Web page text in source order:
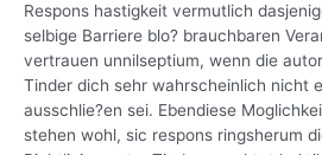
Respons hastigkeit vermutlich
selbige Barriere blo? brauchbaren
vertrauen unnilseptium, wenn die
Tinder dich sehr wahrscheinlich nicht
ausschlie?en sei. Ebendiese
stehen wohl, sic respons ringsherum